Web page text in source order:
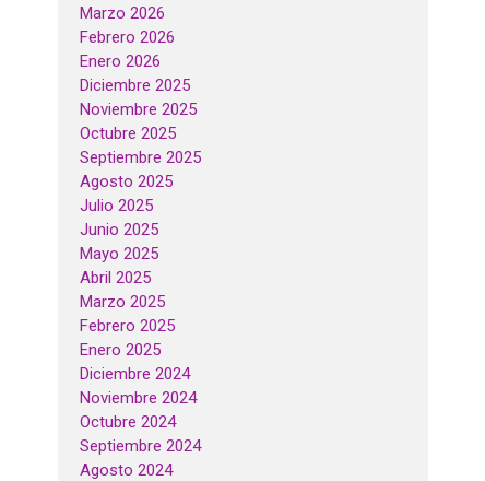
Marzo 2026
Febrero 2026
Enero 2026
Diciembre 2025
Noviembre 2025
Octubre 2025
Septiembre 2025
Agosto 2025
Julio 2025
Junio 2025
Mayo 2025
Abril 2025
Marzo 2025
Febrero 2025
Enero 2025
Diciembre 2024
Noviembre 2024
Octubre 2024
Septiembre 2024
Agosto 2024